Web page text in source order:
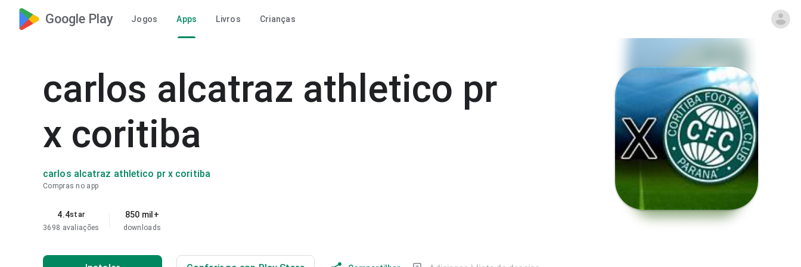
Google Play Jogos Apps Livros Crianças
carlos alcatraz athletico pr
x coritiba
carlos alcatraz athletico pr x coritiba
Compras no app
4.4star
3698 avaliações
850 mil+
downloads